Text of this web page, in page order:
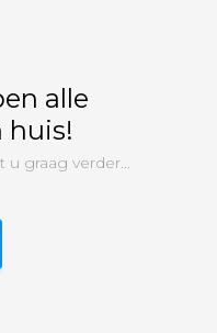
alle
huis!
u graag verder...